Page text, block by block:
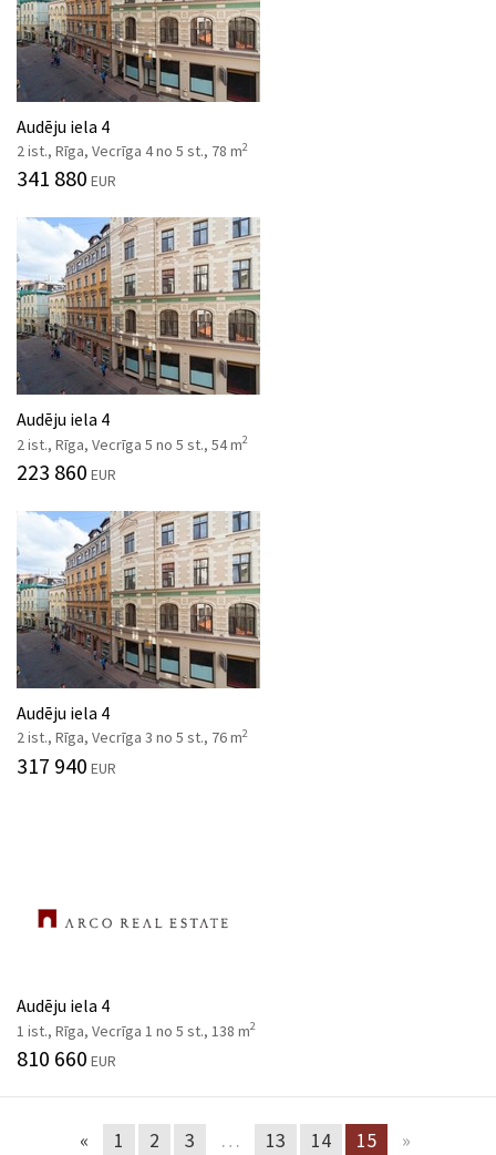
Audēju iela 4
2 ist., Rīga, Vecrīga 4 no 5 st., 78 m2
341 880 EUR
Audēju iela 4
2 ist., Rīga, Vecrīga 5 no 5 st., 54 m2
223 860 EUR
Audēju iela 4
2 ist., Rīga, Vecrīga 3 no 5 st., 76 m2
317 940 EUR
Audēju iela 4
1 ist., Rīga, Vecrīga 1 no 5 st., 138 m2
810 660 EUR
« 1 2 3 … 13 14 15 »